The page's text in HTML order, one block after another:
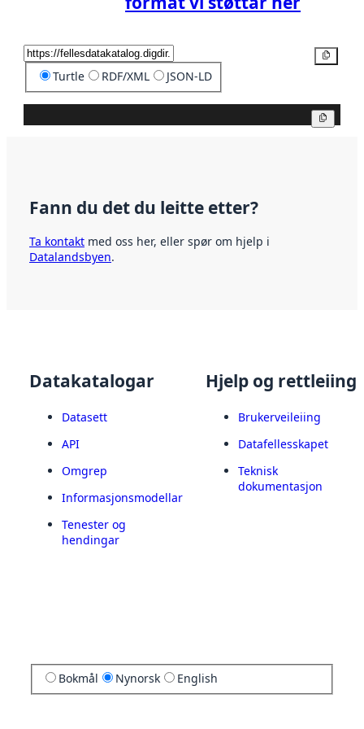
Turtle RDF/XML JSON-LD
Fann du det du leitte etter?
Ta kontakt med oss her, eller spør om hjelp i
Datalandsbyen.
Datakatalogar
Datasett
API
Omgrep
Informasjonsmodellar
Tenester og
hendingar
Hjelp og rettleiing
Brukerveileiing
Datafellesskapet
Teknisk
dokumentasjon
Bokmål Nynorsk English